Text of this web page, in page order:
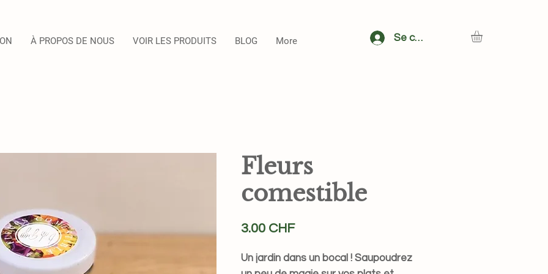
À PROPOS DE NOUS VOIR LES PRODUITS BLOG More Se connecter
Fleurs
comestible
3.00 CHFPrix
Un jardin dans un bocal ! Saupoudrez